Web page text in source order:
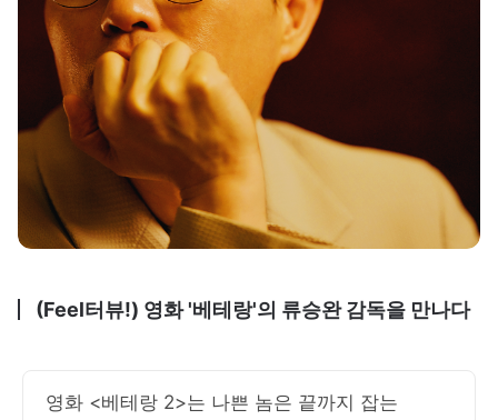
(Feel터뷰!) 영화 '베테랑'의 류승완 감독을 만나다
영화 <베테랑 2>는 나쁜 놈은 끝까지 잡는